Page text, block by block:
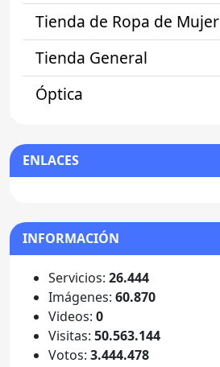
Tienda de Ropa de Mujer
Tienda General
Óptica
ENLACES
INFORMACIÓN
Servicios: 26.444
Imágenes: 60.870
Videos: 0
Visitas: 50.563.144
Votos: 3.444.478